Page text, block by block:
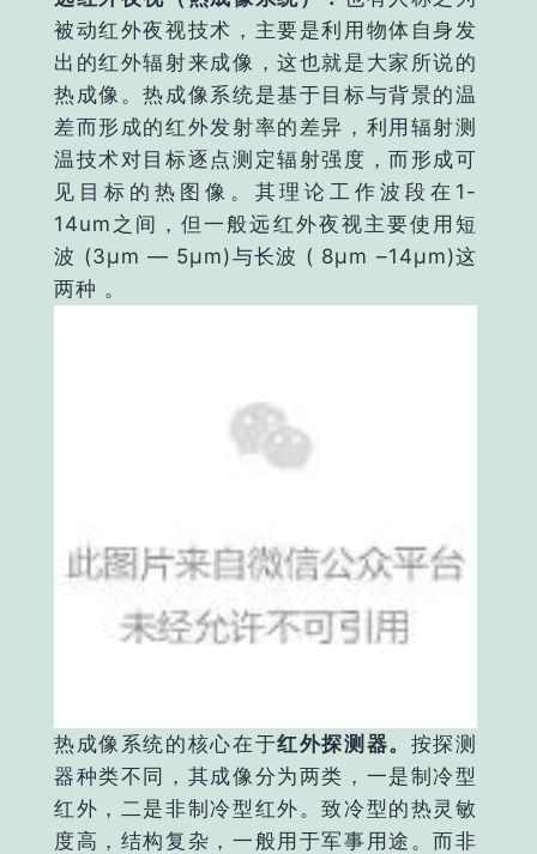
被动红外夜视技术，主要是利用物体自身发
出的红外辐射来成像，这也就是大家所说的
热成像。热成像系统是基于目标与背景的温
差而形成的红外发射率的差异，利用辐射测
温技术对目标逐点测定辐射强度，而形成可
见目标的热图像。其理论工作波段在1-
14um之间，但一般远红外夜视主要使用短
波 (3μm — 5μm)与长波 ( 8μm –14μm)这
两种 。
热成像系统的核心在于红外探测器。 按探测
器种类不同，其成像分为两类，一是制冷型
红外，二是非制冷型红外。致冷型的热灵敏
度高，结构复杂，一般用于军事用途。而非